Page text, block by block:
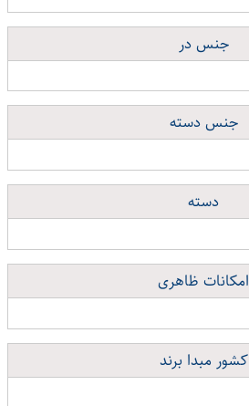
جنس در
جنس دسته
دسته
امکانات ظاهری
کشور مبدا برند